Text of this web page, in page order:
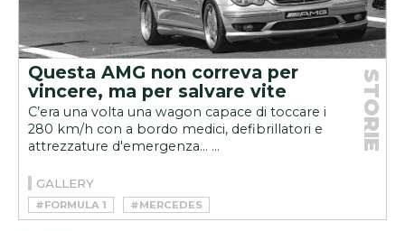
Questa AMG non correva per
vincere, ma per salvare vite
C’era una volta una wagon capace di toccare i
280 km/h con a bordo medici, defibrillatori e
attrezzature d'emergenza... ...
STORIE
GALLERY
#FORMULA 1
#MERCEDES
#MOTORSPORT